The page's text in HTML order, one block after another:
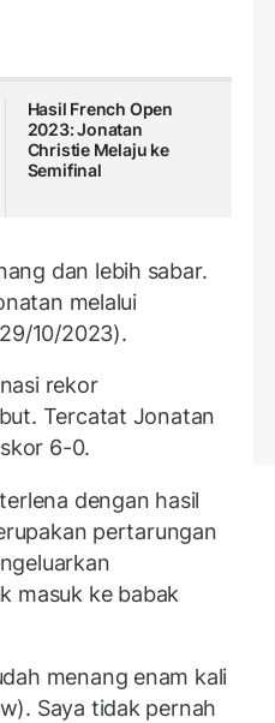
Hasil French Open
2023: Jonatan
Christie Melaju ke
Semifinal
dan lebih sabar.
melalui
10/2023).
rekor
Tercatat Jonatan
6-0.
dengan hasil
pertarungan
masuk ke babak
menang enam kali
Saya tidak pernah